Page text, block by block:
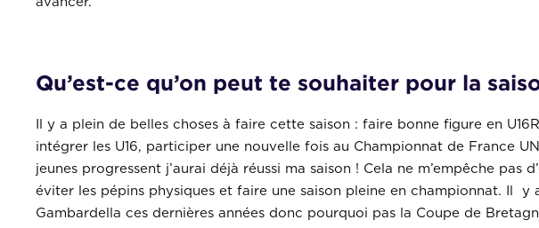
Qu’est-ce qu’on peut te souhaiter pour la
Il y a plein de belles choses à faire cette saison : faire bonne figure en
intégrer les U16, participer une nouvelle fois au Championnat de France
jeunes progressent j’aurai déjà réussi ma saison ! Cela ne m’empêche
éviter les pépins physiques et faire une saison pleine en championnat. Il
Gambardella ces dernières années donc pourquoi pas la Coupe de